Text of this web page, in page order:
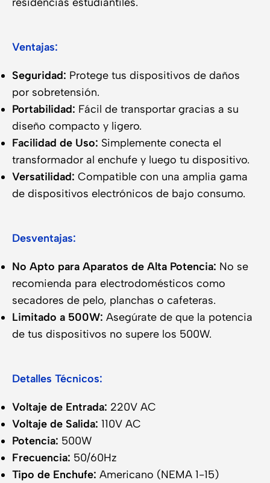
Ventajas:
Seguridad: Protege tus dispositivos de daños
por sobretensión.
Portabilidad: Fácil de transportar gracias a su
diseño compacto y ligero.
Facilidad de Uso: Simplemente conecta el
transformador al enchufe y luego tu dispositivo.
Versatilidad: Compatible con una amplia gama
de dispositivos electrónicos de bajo consumo.
Desventajas:
No Apto para Aparatos de Alta Potencia: No se
recomienda para electrodomésticos como
secadores de pelo, planchas o cafeteras.
Limitado a 500W: Asegúrate de que la potencia
de tus dispositivos no supere los 500W.
Detalles Técnicos:
Voltaje de Entrada: 220V AC
Voltaje de Salida: 110V AC
Potencia: 500W
Frecuencia: 50/60Hz
Tipo de Enchufe: Americano (NEMA 1-15)